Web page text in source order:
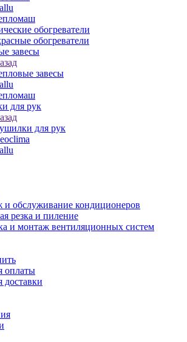
обогреватели
обогреватели
завесы
завесы
для рук
для рук
обслуживание кондиционеров
резка и пиление
и монтаж вентиляционных систем
оплаты
доставки